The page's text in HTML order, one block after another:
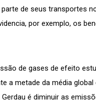
de seus transportes
por exemplo, os
de gases de efeito
a metade da média
é diminuir as